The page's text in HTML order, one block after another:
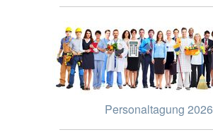
Personaltagung 2026